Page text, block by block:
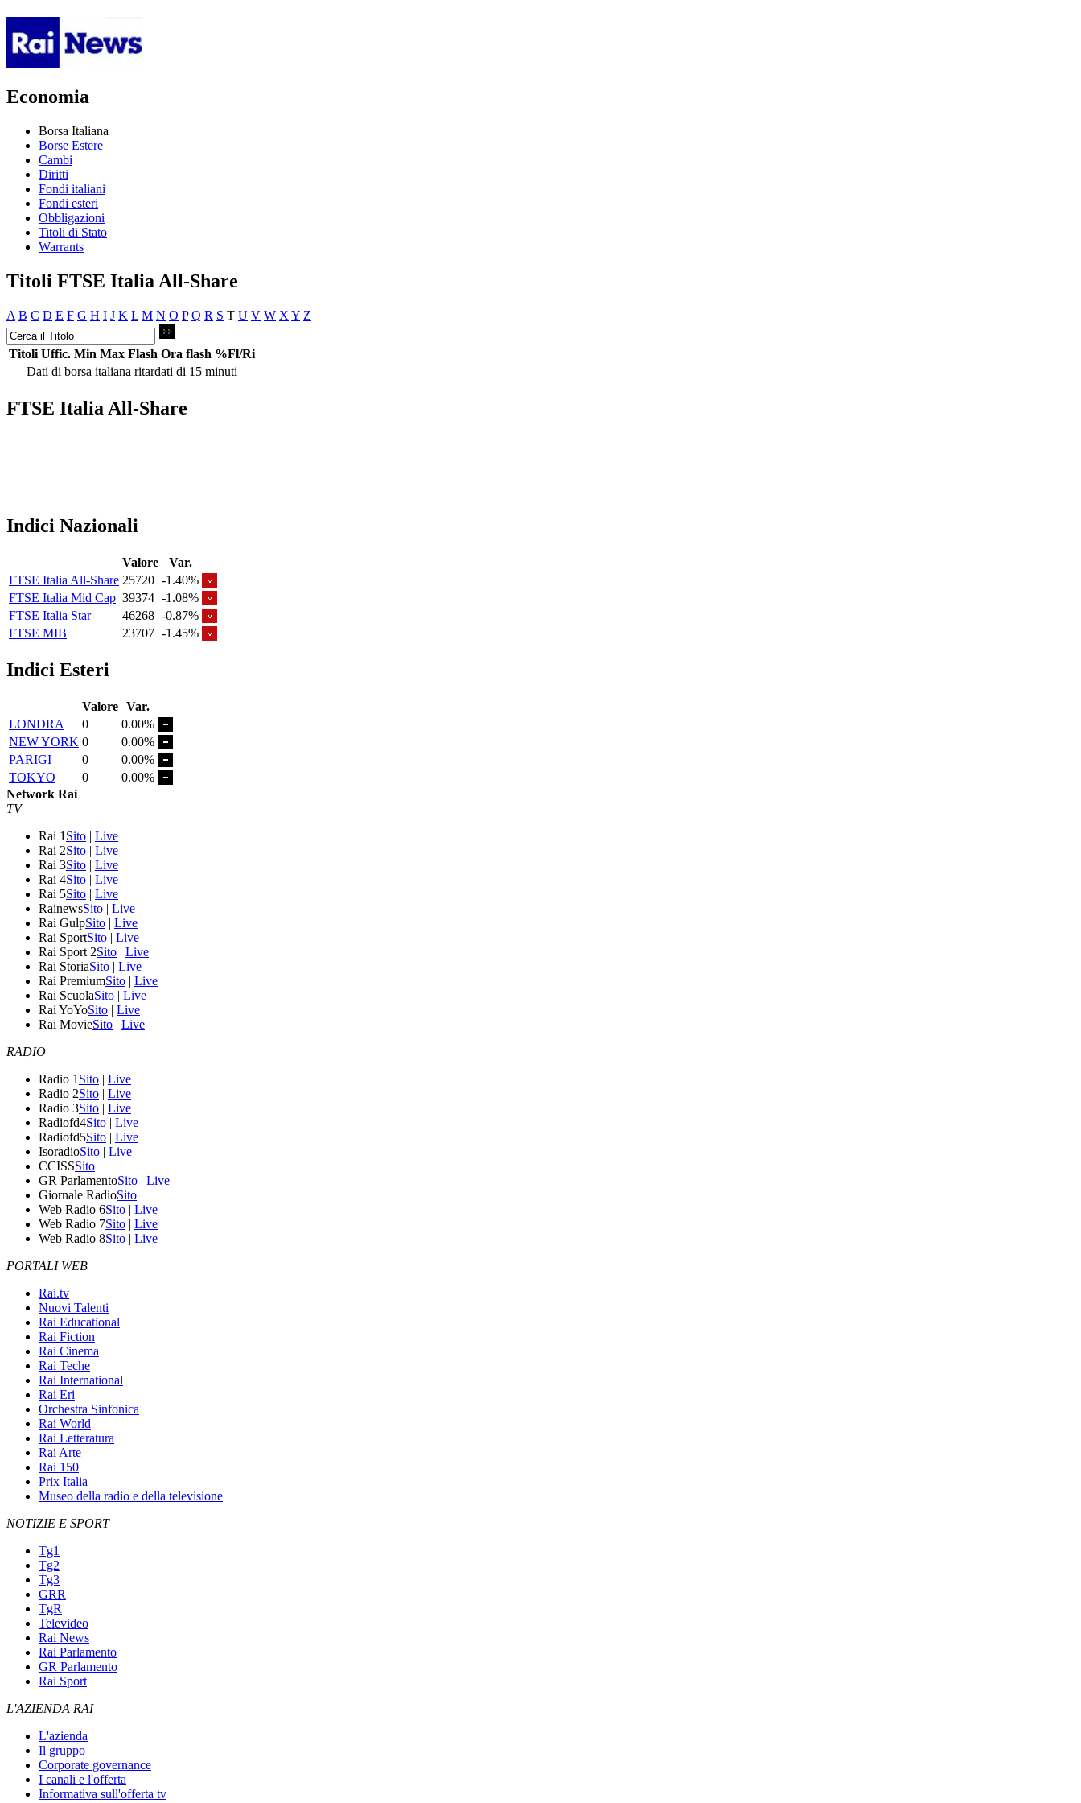
Economia
Borsa Italiana
Borse Estere
Cambi
Diritti
Fondi italiani
Fondi esteri
Obbligazioni
Titoli di Stato
Warrants
Titoli FTSE Italia All-Share
A B C D E F G H I J K L M N O P Q R S T U V W X Y Z
Titoli Uffic. Min Max Flash Ora flash %Fl/Ri
Dati di borsa italiana ritardati di 15 minuti
FTSE Italia All-Share
Indici Nazionali
Valore
Var.
FTSE Italia All-Share 25720 -1.40%
FTSE Italia Mid Cap 39374 -1.08%
FTSE Italia Star
46268 -0.87%
FTSE MIB
23707 -1.45%
Indici Esteri
Valore Var.
LONDRA
0
0.00%
NEW YORK 0
0.00%
PARIGI
0
0.00%
TOKYO
0
0.00%
Network Rai
TV
Rai 1 Sito | Live
Rai 2Sito | Live
Rai 3Sito | Live
Rai 4Sito | Live
Rai 5Sito | Live
RainewsSito | Live
Rai GulpSito | Live
Rai SportSito | Live
Rai Sport 2Sito | Live
Rai StoriaSito | Live
Rai PremiumSito | Live
Rai ScuolaSito | Live
Rai YoYoSito | Live
Rai MovieSito | Live
RADIO
Radio 1 Sito | Live
Radio 2Sito | Live
Radio 3Sito | Live
Radiofd4Sito | Live
Radiofd5Sito | Live
IsoradioSito | Live
CCISSSito
GR ParlamentoSito | Live
Giornale RadioSito
Web Radio 6Sito | Live
Web Radio 7Sito | Live
Web Radio 8Sito | Live
PORTALI WEB
Rai.tv
Nuovi Talenti
Rai Educational
Rai Fiction
Rai Cinema
Rai Teche
Rai International
Rai Eri
Orchestra Sinfonica
Rai World
Rai Letteratura
Rai Arte
Rai 150
Prix Italia
Museo della radio e della televisione
NOTIZIE E SPORT
Tg1
Tg2
Tg3
GRR
TgR
Televideo
Rai News
Rai Parlamento
GR Parlamento
Rai Sport
L'AZIENDA RAI
L'azienda
Il gruppo
Corporate governance
I canali e l'offerta
Informativa sull'offerta tv